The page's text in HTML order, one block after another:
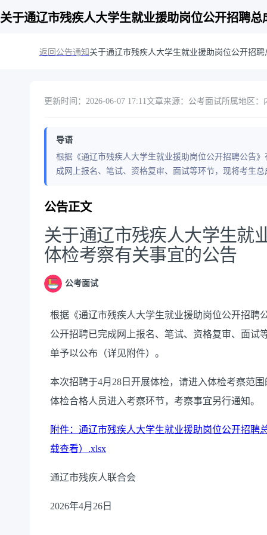
关于通辽市残疾人大学生就业援助岗位公开招聘
返回公告通知 关于通辽市残疾人大学生就业援助岗位公开招
更新时间：2026-06-07 17:11文章来源：公考面试所属地区：
导语
根据《通辽市残疾人大学生就业援助岗位公开招聘公告
成网上报名、笔试、资格复审、面试等环节，现将考生
公告正文
关于通辽市残疾人大学生就
体检考察有关事宜的公告
公考面试
根据《通辽市残疾人大学生就业援助岗位公开招聘
公开招聘已完成网上报名、笔试、资格复审、面试
单予以公布（详见附件）。
本次招聘于4月28日开展体检， 请进入体检考察范
体检合格人员进入考察环节，考察事宜另行通知。
附件：通辽市残疾人大学生就业援助岗位公开招
载查看）.xlsx
通辽市残疾人联合会
2026年4月26日